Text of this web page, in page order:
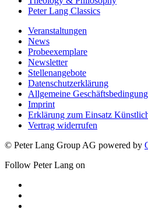
Peter Lang Classics
Veranstaltungen
News
Probeexemplare
Newsletter
Stellenangebote
Datenschutzerklärung
Allgemeine
Imprint
Erklärung zum Einsatz
Vertrag widerrufen
© Peter Lang Group AG powered by
Follow Peter Lang on